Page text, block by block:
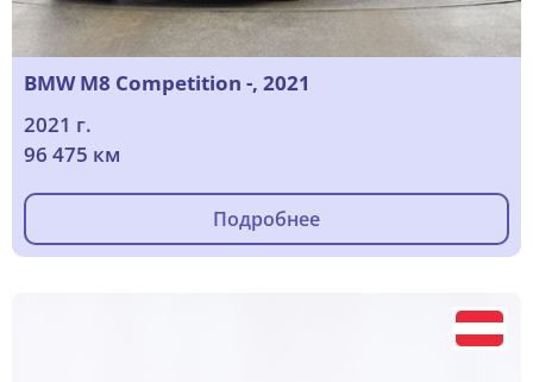
BMW M8 Competition -, 2021
2021 г.
96 475 км
Подробнее